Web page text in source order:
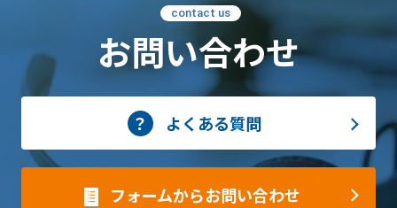
contact us
お問い合わせ
よくある質問
フォームからお問い合わせ